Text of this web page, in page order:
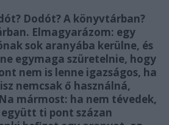
Dodót? A könyvtárban?
Elmagyarázom: egy
sok aranyába kerülne, és
egymaga szüretelnie, hogy
nem is lenne igazságos, ha
nemcsak ő használná,
mármost: ha nem tévedek,
ti pont százan